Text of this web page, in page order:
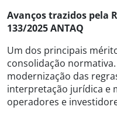
Avanços trazidos pela
133/2025 ANTAQ
Um dos principais
consolidação
modernização das
interpretação jurídica e
operadores e